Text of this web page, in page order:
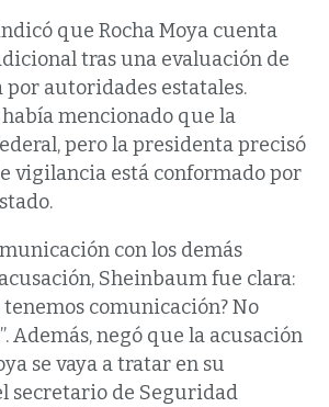
que Rocha Moya cuenta
tras una evaluación de
autoridades estatales.
mencionado que la
pero la presidenta precisó
vigilancia está conformado por
con los demás
Sheinbaum fue clara:
tenemos comunicación? No
Además, negó que la acusación
se vaya a tratar en su
secretario de Seguridad